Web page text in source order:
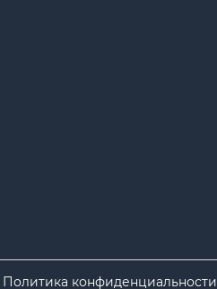
Политика конфиденциальности